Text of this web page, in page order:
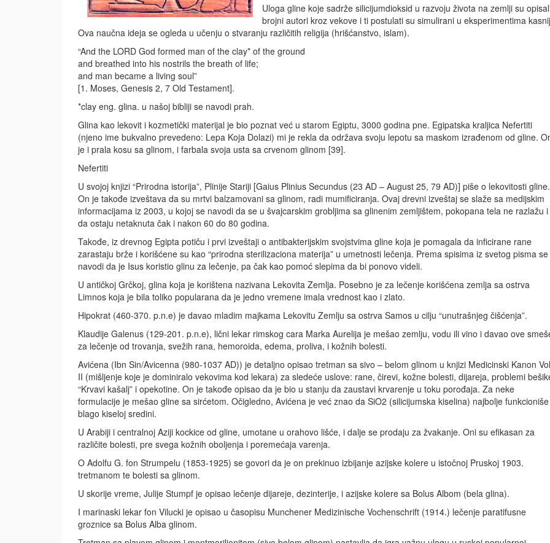
Uloga gline koje sadrže silicijumdioksid u razvoju života na zemlji su
brojni autori kroz vekove i ti postulati su simulirani u eksperimentima
Ova naučna ideja se ogleda u učenju o stvaranju različitih religija (hrišćanstvo, islam).
“And the LORD God formed man of the clay* of the ground
and breathed into his nostrils the breath of life;
and man became a living soul”
[1. Moses, Genesis 2, 7 Old Testament].
*clay eng. glina. u našoj bibliji se navodi prah.
Glina kao lekovit i kozmetički materijal je bio poznat već u starom Egiptu, 3000 godina pne. Egipatska kraljica Nefertiti
(njeno ime bukvalno prevedeno: Lepa Koja Dolazi) mi je rekla da održava svoju lepotu sa maskom izrađenom od gline.
je i prala kosu sa glinom, i farbala svoja usta sa crvenom glinom [39].
Nefertiti
U svojoj knjizi “Prirodna istorija”, Plinije Stariji [Gaius Plinius Secundus (23 AD – August 25, 79 AD)] piše o lekovitosti gline.
On je takođe izveštava da su mrtvi balzamovani sa glinom, radi mumificiranja. Ovaj drevni izveštaj se slaže sa medijskim
informacijama iz 2003, u kojoj se navodi da se u švajcarskim grobljima sa glinenim zemljištem, pokopana tela ne razlažu i
da ostaju netaknuta čak i nakon 60 do 80 godina.
Takođe, iz drevnog Egipta potiču i prvi izveštaji o antibakterijskim svojstvima gline koja je pomagala da inficirane rane
zarastaju brže i korišćene su kao “prirodna sterilizaciona materija” u umetnosti lečenja. Prema spisima iz svetog pisma se
navodi da je Isus koristio glinu za lečenje, pa čak kao pomoć slepima da bi ponovo videli.
U antičkoj Grčkoj, glina koja je korištena nazivana Lekovita Zemlja. Posebno je za lečenje korišćena zemlja sa ostrva
Limnos koja je bila toliko popularana da je jedno vremene imala vrednost kao i zlato.
Hipokrat (460-370. p.n.e) je davao mladim majkama Lekovitu Zemlju sa ostrva Samos u cilju “unutrašnjeg čišćenja”.
Klaudije Galenus (129-201. p.n.e), lični lekar rimskog cara Marka Aurelija je mešao zemlju, vodu ili vino i davao ove
za lečenje od trovanja, svežih rana, hemoroida, edema, proliva, i kožnih bolesti.
Avićena (Ibn Sin/Avicenna (980-1037 AD)) je detaljno opisao tretman sa sivo – belom glinom u knjizi Medicinski Kanon
II (mišljenje koje je dominiralo vekovima kod lekara) za sledeće uslove: rane, čirevi, kožne bolesti, dijareja, problemi
“Krvavi kašalj” i opekotine. On je takođe opisao da je bio u stanju da zaustavi krvarenje u toku porođaja. Za neke
formulacije je mešao gline sa sirćetom. Očigledno, Avićena je već znao da SiO2 (silicijumska kiselina) najbolje
blago kiseloj sredini.
U Arabiji i centralnoj Aziji kockice od gline, umotane u orahovo lišće, i dalje se prodaju za žvakanje. Oni su efikasan za
različite bolesti, pre svega kožnih oboljenja i poremećaja varenja.
O Adolfu G. fon Strumpelu (1853-1925) se govori da je on prekinuo izbijanje azijske kolere u istočnoj Pruskoj 1903.
tretmanom te bolesti sa glinom.
U skorije vreme, Julije Stumpf je opisao lečenje dijareje, dezinterije, i azijske kolere sa Bolus Albom (bela glina).
I marinaski lekar fon Vilucki je opisao u časopisu Munchener Medizinische Vochenschrift (1914.) lečenje paratifusne
groznice sa Bolus Alba glinom.